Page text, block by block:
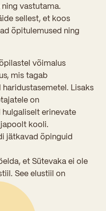
vastutama.
sellest, et koos
õpitulemused ning
võimalus
mis tagab
Lisaks
on
erinevate
kooli.
jätkavad õpinguid
et Sütevaka ei ole
See elustiil on